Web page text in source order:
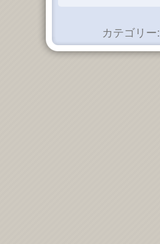
カテゴリー: